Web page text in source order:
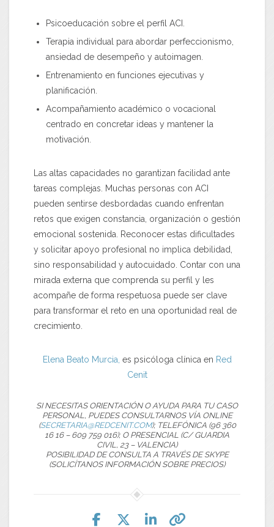
Psicoeducación sobre el perfil ACI.
Terapia individual para abordar perfeccionismo,
ansiedad de desempeño y autoimagen.
Entrenamiento en funciones ejecutivas y
planificación.
Acompañamiento académico o vocacional
centrado en concretar ideas y mantener la
motivación.
Las altas capacidades no garantizan facilidad ante
tareas complejas. Muchas personas con ACI
pueden sentirse desbordadas cuando enfrentan
retos que exigen constancia, organización o gestión
emocional sostenida. Reconocer estas dificultades
y solicitar apoyo profesional no implica debilidad,
sino responsabilidad y autocuidado. Contar con una
mirada externa que comprenda su perfil y les
acompañe de forma respetuosa puede ser clave
para transformar el reto en una oportunidad real de
crecimiento.
Elena Beato Murcia, es psicóloga clínica en Red
Cenit
SI NECESITAS ORIENTACIÓN O AYUDA PARA TU CASO
PERSONAL, PUEDES CONSULTARNOS VÍA ONLINE
(SECRETARIA@REDCENIT.COM); TELEFÓNICA (96 360
16 16 – 609 759 016); O PRESENCIAL (C/ GUARDIA
CIVIL, 23 – VALENCIA)
POSIBILIDAD DE CONSULTA A TRAVÉS DE SKYPE
(SOLICÍTANOS INFORMACIÓN SOBRE PRECIOS)